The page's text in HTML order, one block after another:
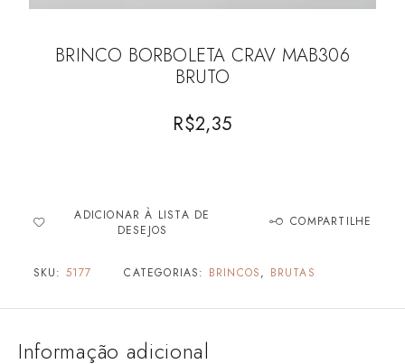
BRINCO BORBOLETA CRAV MAB306
BRUTO
R$2,35
ADICIONAR À LISTA DE
DESEJOS
COMPARTILHE
SKU: 5177 CATEGORIAS: BRINCOS, BRUTAS
Informação adicional